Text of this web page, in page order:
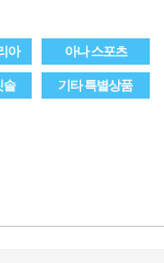
아
아나 스포츠
솔 기타 특별상품